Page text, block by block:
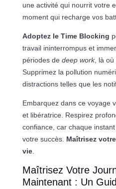
une activité qui nourrit votre
moment qui recharge vos
Adoptez le Time Blocking
travail ininterrompus et
périodes de deep work, là où
Supprimez la pollution
distractions telles que les
Embarquez dans ce voyage
et libératrice. Respirez
confiance, car chaque
votre succès. Maîtrisez
vie.
Maîtrisez Votre
Maintenant : Un